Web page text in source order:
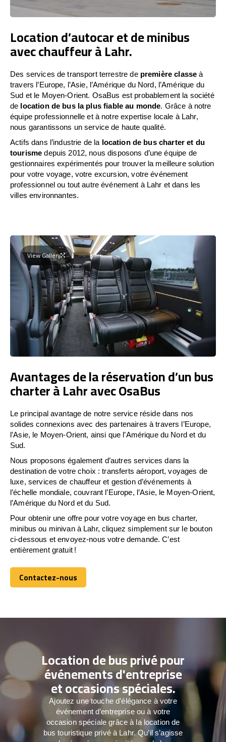
Location d’autocar et de minibus
avec chauffeur à Lahr.
Des services de transport terrestre de première classe à
travers l’Europe, l’Asie, l’Amérique du Nord, l’Amérique du
Sud et le Moyen-Orient. OsaBus est probablement la société
de location de bus la plus fiable au monde. Grâce à notre
équipe professionnelle et à notre expertise locale à Lahr,
nous garantissons un service de haute qualité.
Actifs dans l’industrie de la location de bus charter et du
tourisme depuis 2012, nous disposons d’une équipe de
gestionnaires expérimentés pour trouver la meilleure solution
pour votre voyage, votre excursion, votre événement
professionnel ou tout autre événement à Lahr et dans les
villes environnantes.
View Gallery
Avantages de la réservation d’un bus
charter à Lahr avec OsaBus
Le principal avantage de notre service réside dans nos
solides connexions avec des partenaires à travers l’Europe,
l’Asie, le Moyen-Orient, ainsi que l’Amérique du Nord et du
Sud.
Nous proposons également d’autres services dans la
destination de votre choix : transferts aéroport, voyages de
luxe, services de chauffeur et gestion d’événements à
l’échelle mondiale, couvrant l’Europe, l’Asie, le Moyen-Orient,
l’Amérique du Nord et du Sud.
Pour obtenir une offre pour votre voyage en bus charter,
minibus ou minivan à Lahr, cliquez simplement sur le bouton
ci-dessous et envoyez-nous votre demande. C’est
entièrement gratuit !
Contactez-nous
Contactez-nous
Location de bus privé pour
événements d'entreprise
et occasions spéciales.
Ajoutez une touche d’élégance à votre
événement d’entreprise ou à votre
occasion spéciale grâce à la location de
bus touristique privé à Lahr. Qu’il s’agisse